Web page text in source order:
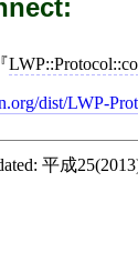
dist/LWP-
平成